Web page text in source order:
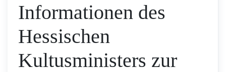
Informationen des
Hessischen
Kultusministers zur